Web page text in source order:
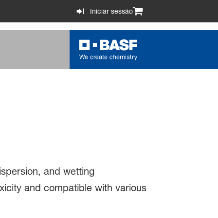
Iniciar sessão
and wetting
and compatible with various